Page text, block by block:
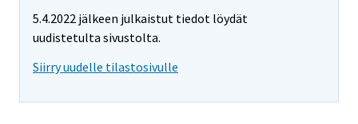
5.4.2022 jälkeen julkaistut tiedot löydät
uudistetulta sivustolta.
Siirry uudelle tilastosivulle